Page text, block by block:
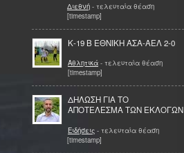
Διεθνή - τελευταία θέαση
[timestamp]
Κ-19 Β ΕΘΝΙΚΗ ΑΣΑ-ΑΕΛ 2-0
Αθλητικά - τελευταία θέαση
[timestamp]
ΔΗΛΩΣΗ ΓΙΑ ΤΟ
ΑΠΟΤΕΛΕΣΜΑ ΤΩΝ ΕΚΛΟΓΩΝ
Ειδήσεις - τελευταία θέαση
[timestamp]